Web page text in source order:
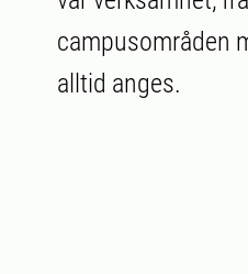
campusområden
alltid anges.